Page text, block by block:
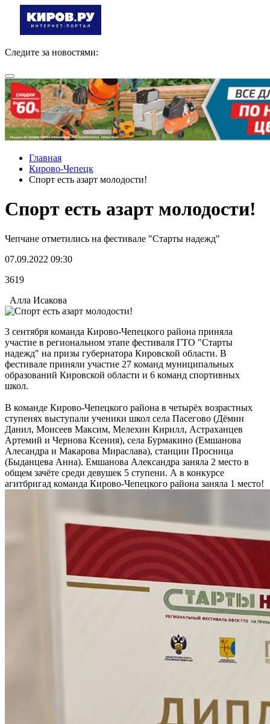
Следите за новостями:
Главная
Кирово-Чепецк
Спорт есть азарт молодости!
Спорт есть азарт молодости!
Чепчане отметились на фестивале "Старты надежд"
07.09.2022 09:30
3619
Алла Исакова
3 сентября команда Кирово-Чепецкого района приняла
участие в региональном этапе фестиваля ГТО "Старты
надежд" на призы губернатора Кировской области. В
фестивале приняли участие 27 команд муниципальных
образований Кировской области и 6 команд спортивных
школ.
В команде Кирово-Чепецкого района в четырëх возрастных
ступенях выступали ученики школ села Пасегово (Дëмин
Данил, Моисеев Максим, Мелехин Кирилл, Астраханцев
Артемий и Чернова Ксения), села Бурмакино (Емшанова
Алесандра и Макарова Мираслава), станции Просница
(Быданцева Анна). Емшанова Александра заняла 2 место в
общем зачёте среди девушек 5 ступени. А в конкурсе
агитбригад команда Кирово-Чепецкого района заняла 1 место!